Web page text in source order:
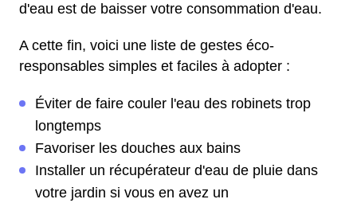
d'eau est de baisser votre consommation d'eau.
A cette fin, voici une liste de gestes éco-
responsables simples et faciles à adopter :
Éviter de faire couler l'eau des robinets trop
longtemps
Favoriser les douches aux bains
Installer un récupérateur d'eau de pluie dans
votre jardin si vous en avez un